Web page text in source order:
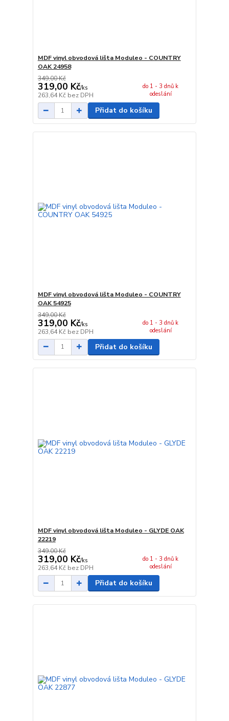
MDF vinyl obvodová lišta Moduleo - COUNTRY
OAK 24958
349,00 Kč
319,00 Kč/ks
263,64 Kč bez DPH
do 1 - 3 dnů k
odeslání
Přidat do košíku
MDF vinyl obvodová lišta Moduleo - COUNTRY
OAK 54925
349,00 Kč
319,00 Kč/ks
263,64 Kč bez DPH
do 1 - 3 dnů k
odeslání
Přidat do košíku
MDF vinyl obvodová lišta Moduleo - GLYDE OAK
22219
349,00 Kč
319,00 Kč/ks
263,64 Kč bez DPH
do 1 - 3 dnů k
odeslání
Přidat do košíku